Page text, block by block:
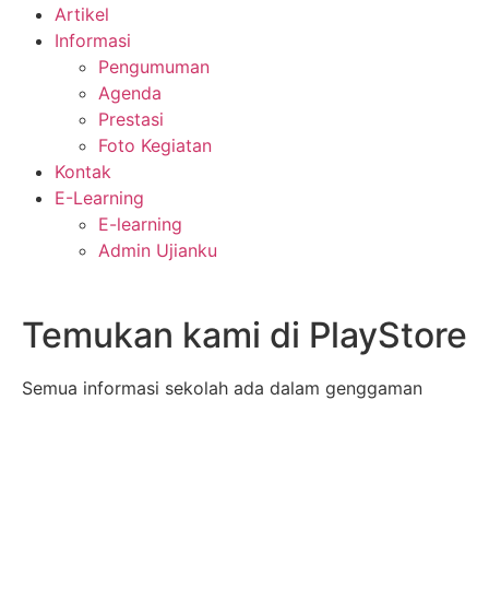
Artikel
Informasi
Pengumuman
Agenda
Prestasi
Foto Kegiatan
Kontak
E-Learning
E-learning
Admin Ujianku
Temukan kami di PlayStore
Semua informasi sekolah ada dalam genggaman